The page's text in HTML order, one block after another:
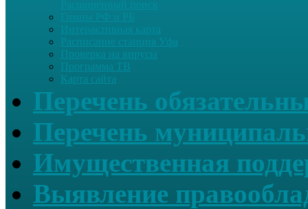
Гимны РФ и РБ
Интерактивная карта
Расписание станция Уфа
Проверка на вирусы
Программа ТВ
Карта сайта
Перечень
Перечень
Имущественная
Выявление